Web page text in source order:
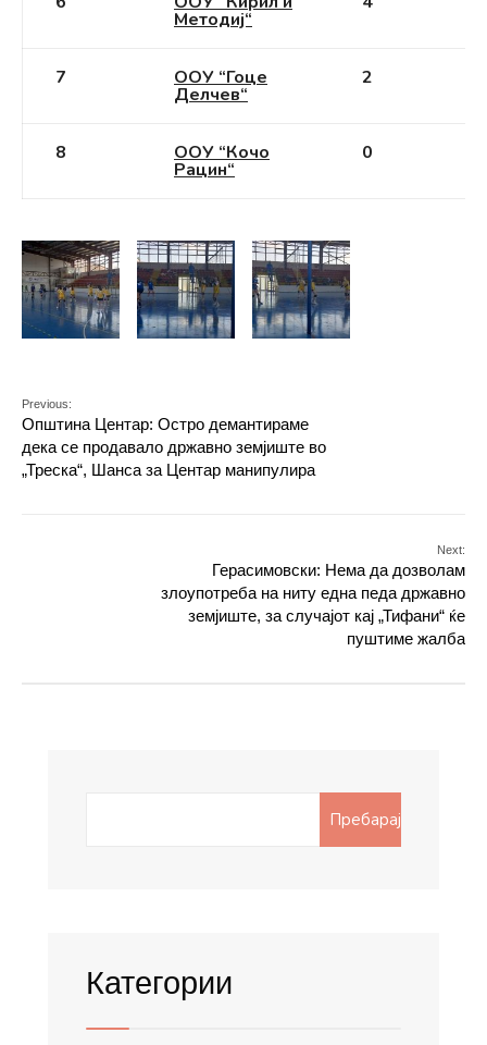
Методиј“
7 ООУ “Гоце
Делчев“
2
8 ООУ “Кочо
Рацин“
0
Previous:
Општина Центар: Остро демантираме
дека се продавало државно земјиште во
„Треска“, Шанса за Центар манипулира
Next:
Герасимовски: Нема да дозволам
злоупотреба на ниту една педа државно
земјиште, за случајот кај „Тифани“ ќе
пуштиме жалба
Пребарај
Категории